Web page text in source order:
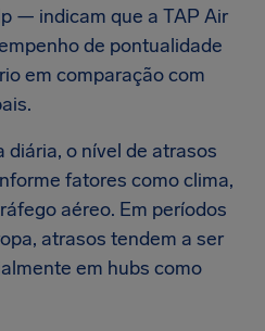
— indicam que a TAP Air
de pontualidade
em comparação com
diária, o nível de atrasos
fatores como clima,
aéreo. Em períodos
atrasos tendem a ser
em hubs como